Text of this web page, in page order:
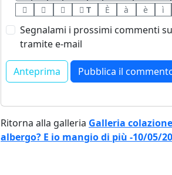
T
È à è ì
Segnalami i prossimi commenti
tramite e-mail
Ritorna alla galleria Galleria
albergo? E io mangio di più -10/05/